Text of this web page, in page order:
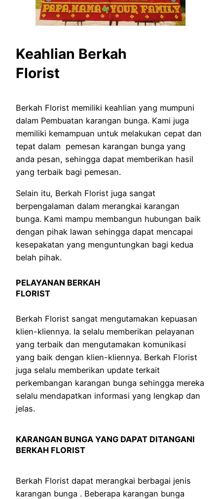
Keahlian Berkah
Florist
Berkah Florist memiliki keahlian yang mumpuni
dalam Pembuatan karangan bunga. Kami juga
memiliki kemampuan untuk melakukan cepat dan
tepat dalam pemesan karangan bunga yang
anda pesan, sehingga dapat memberikan hasil
yang terbaik bagi pemesan.
Selain itu, Berkah Florist juga sangat
berpengalaman dalam merangkai karangan
bunga. Kami mampu membangun hubungan baik
dengan pihak lawan sehingga dapat mencapai
kesepakatan yang menguntungkan bagi kedua
belah pihak.
PELAYANAN BERKAH
FLORIST
Berkah Florist sangat mengutamakan kepuasan
klien-kliennya. Ia selalu memberikan pelayanan
yang terbaik dan mengutamakan komunikasi
yang baik dengan klien-kliennya. Berkah Florist
juga selalu memberikan update terkait
perkembangan karangan bunga sehingga mereka
selalu mendapatkan informasi yang lengkap dan
jelas.
KARANGAN BUNGA YANG DAPAT DITANGANI
BERKAH FLORIST
Berkah Florist dapat merangkai berbagai jenis
karangan bunga . Beberapa karangan bunga